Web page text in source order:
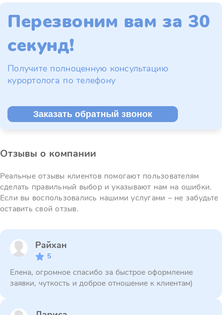
Перезвоним вам за 30
секунд!
Получите полноценную консультацию
курортолога по телефону
Заказать обратный звонок
Отзывы о компании
Реальные отзывы клиентов помогают пользователям
сделать правильный выбор и указывают нам на ошибки.
Если вы воспользовались нашими услугами – не забудьте
оставить свой отзыв.
Райхан
5
Елена, огромное спасибо за быстрое оформление
заявки, чуткость и доброе отношение к клиентам)